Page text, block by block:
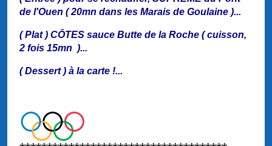
de l'Ouen ( 20mn dans les Marais de Goulaine )...
( Plat ) CÔTES sauce Butte de la Roche ( cuisson,
2 fois 15mn )...
( Dessert ) à la carte !...